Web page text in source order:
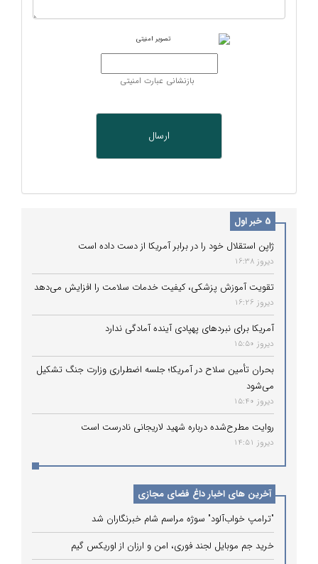
بازنشانی عبارت امنیتی
5 خبر اول
ژاپن استقلال خود را در برابر آمریکا از دست داده است
دیروز 16:38
تقویت آموزش پزشکی، کیفیت خدمات سلامت را افزایش می‌دهد
دیروز 16:26
آمریکا برای نبردهای پهپادی آینده آمادگی ندارد
دیروز 15:50
بحران تأمین سلاح در آمریکا؛ جلسه اضطراری وزارت جنگ تشکیل
می‌شود
دیروز 15:40
روایت مطرح‌شده درباره شهید لاریجانی نادرست است
دیروز 14:51
آخرین های اخبار داغ فضای مجازی
"ترامپ خواب‌آلود" سوژه مراسم شام خبرنگاران شد
خرید جم موبایل لجند فوری، امن و ارزان از اوریکس گیم